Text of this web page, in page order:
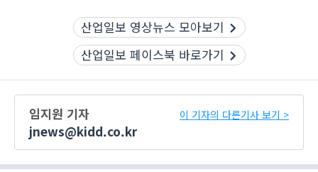
산업일보 영상뉴스 모아보기
산업일보 페이스북 바로가기
임지원 기자
jnews@kidd.co.kr
이 기자의 다른기사 보기 >